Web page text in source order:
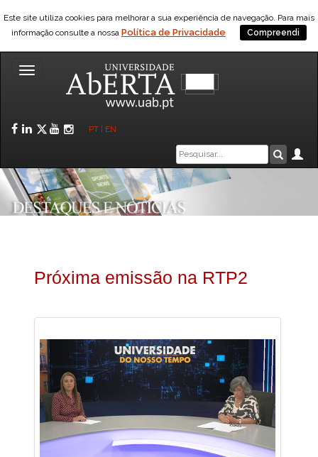
Este site utiliza cookies para melhorar a sua experiência de navegação. Para mais
informação consulte a nossa Política de Privacidade Compreendi
Toggle
Facebook
LinkedIn
Twitter
YouTube
Instagram
PT EN
Caixa
de
pesquisa
Próxima emissão na RTP2